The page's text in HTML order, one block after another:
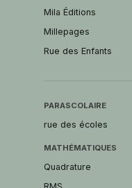
Mila Éditions
Millepages
Rue des Enfants
PARASCOLAIRE
rue des écoles
MATHÉMATIQUES
Quadrature